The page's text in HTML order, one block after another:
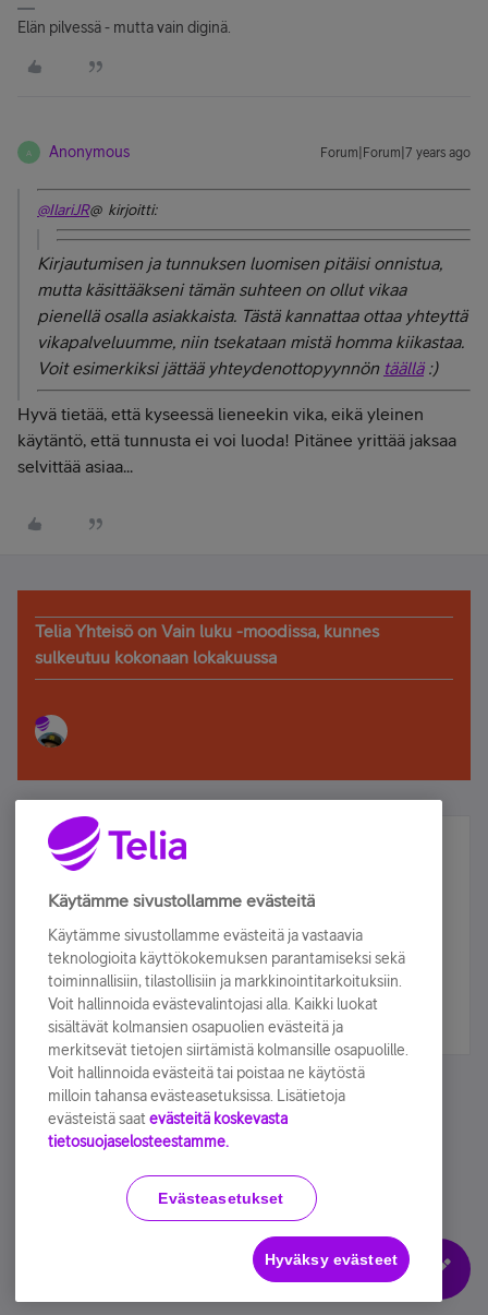
Elän pilvessä - mutta vain diginä.
A Anonymous Forum|Forum|7 years ago
@IlariJR@ kirjoitti:
Kirjautumisen ja tunnuksen luomisen pitäisi onnistua,
mutta käsittääkseni tämän suhteen on ollut vikaa
pienellä osalla asiakkaista. Tästä kannattaa ottaa yhteyttä
vikapalveluumme, niin tsekataan mistä homma kiikastaa.
Voit esimerkiksi jättää yhteydenottopyynnön täällä:)
Hyvä tietää, että kyseessä lieneekin vika, eikä yleinen
käytäntö, että tunnusta ei voi luoda! Pitänee yrittää jaksaa
selvittää asiaa...
Telia Yhteisö on Vain luku -moodissa, kunnes
sulkeutuu kokonaan lokakuussa
Älä jää paitsi – osallistu ja voita!
Tilaa Telian uutiskirje ja olet mukana arvonnassa.
sähköpostiisi.
Tilaa nyt
Käyttöehdot Accessibility statement
Evästeasetukset
Käytämme sivustollamme evästeitä
Käytämme sivustollamme evästeitä ja vastaavia
teknologioita käyttökokemuksen parantamiseksi sekä
toiminnallisiin, tilastollisiin ja markkinointitarkoituksiin.
Voit hallinnoida evästevalintojasi alla. Kaikki luokat
sisältävät kolmansien osapuolien evästeitä ja
merkitsevät tietojen siirtämistä kolmansille osapuolille.
Voit hallinnoida evästeitä tai poistaa ne käytöstä
milloin tahansa evästeasetuksissa. Lisätietoja
evästeistä saat evästeitä koskevasta
tietosuojaselosteestamme.
Evästeasetukset
Hyväksy evästeet